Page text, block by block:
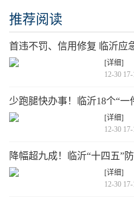
推荐阅读
首违不罚、信用修复 临沂应
[详细]
12-30 17-
少跑腿快办事！临沂18个“
[详细]
12-30 17-
降幅超九成！临沂“十四五”
[详细]
12-30 17-